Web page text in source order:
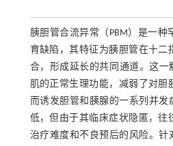
胰胆管合流异常（PBM）是一种
育缺陷，其特征为胰胆管在十二
合，形成延长的共同通道。这一
肌的正常生理功能，减弱了对胆
而诱发胆管和胰腺的一系列并发
低，但由于其临床症状隐匿，往
治疗难度和不良预后的风险。针